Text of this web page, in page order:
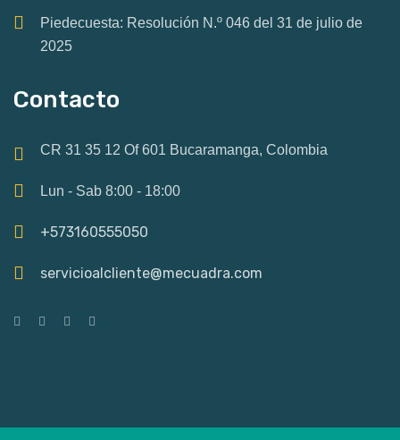
Piedecuesta: Resolución N.º 046 del 31 de julio de
2025
Contacto
CR 31 35 12 Of 601 Bucaramanga, Colombia
Lun - Sab 8:00 - 18:00
+573160555050
servicioalcliente@mecuadra.com